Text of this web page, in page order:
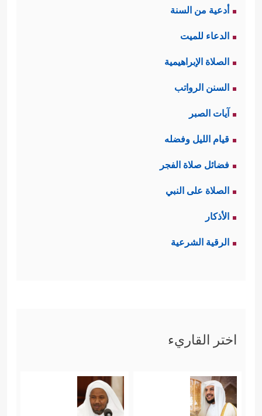
أدعية من السنة
الدعاء للميت
الصلاة الإبراهيمية
السنن الرواتب
آيات الصبر
قيام الليل وفضله
فضائل صلاة الفجر
الصلاة على النبي
الأذكار
الرقية الشرعية
اختر القاريء